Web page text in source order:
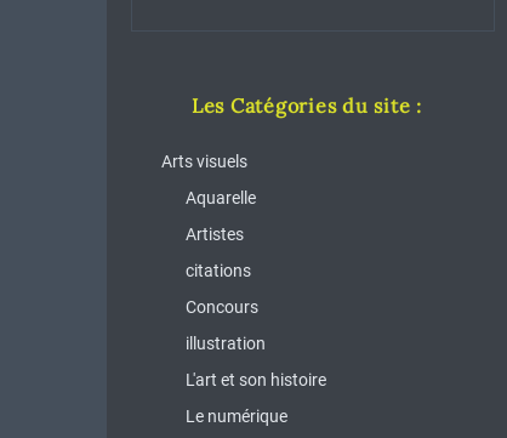
Les Catégories du site :
Arts visuels
Aquarelle
Artistes
citations
Concours
illustration
L'art et son histoire
Le numérique